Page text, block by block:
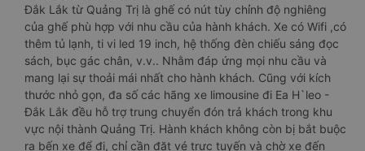
Đắk Lắk từ Quảng Trị là ghế có nút tùy chỉnh độ nghiêng
của ghế phù hợp với nhu cầu của hành khách. Xe có Wifi ,có
thêm tủ lạnh, ti vi led 19 inch, hệ thống đèn chiếu sáng đọc
sách, bục gác chân, v.v.. Nhằm đáp ứng mọi nhu cầu và
mang lại sự thoải mái nhất cho hành khách. Cũng với kích
thước nhỏ gọn, đa số các hãng xe limousine đi Ea H`leo -
Đắk Lắk đều hỗ trợ trung chuyển đón trả khách trong khu
vực nội thành Quảng Trị. Hành khách không còn bị bắt buộc
ra bến xe để đi, chỉ cần đặt vé trực tuyến và chờ xe đến